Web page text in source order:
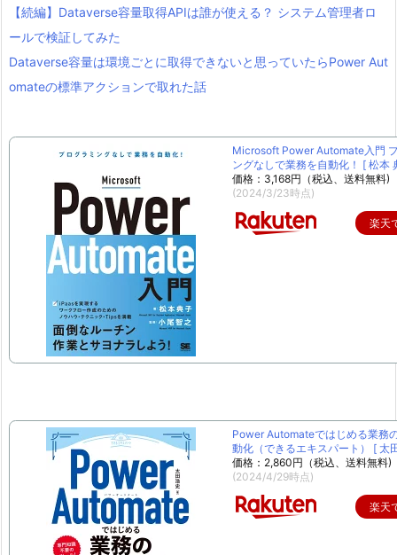
【続編】Dataverse容量取得APIは誰が使える？ システム管理者ロ
ールで検証してみた
Dataverse容量は環境ごとに取得できないと思っていたらPower Aut
omateの標準アクションで取れた話
Microsoft Power Automate入門
ングなしで業務を自動化！ [ 松本
価格：3,168円（税込、送料無料)
(2024/3/23時点)
楽天
Power Automateではじめる業務
動化（できるエキスパート） [ 太
価格：2,860円（税込、送料無料)
(2024/4/29時点)
楽天